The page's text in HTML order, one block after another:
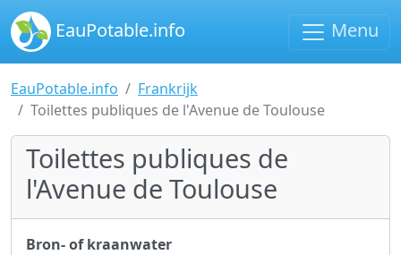
EauPotable.info Menu
EauPotable.info
Frankrijk
Toilettes publiques de l'Avenue de Toulouse
Toilettes publiques de
l'Avenue de Toulouse
Bron- of kraanwater